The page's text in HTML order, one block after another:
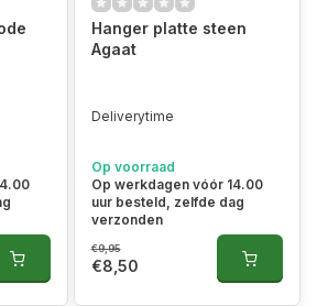
Hanger platte steen
Agaat
Deliverytime
Op voorraad
Op werkdagen vóór 14.00
uur besteld, zelfde dag
verzonden
€9,95
€8,50